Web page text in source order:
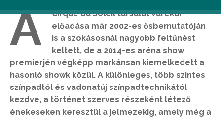
A
Cirque du Soleil társulat Varekai
előadása már 2002-es ősbemutatóján
is a szokásosnál nagyobb feltűnést
keltett, de a 2014-es aréna show
premierjén végképp markánsan kiemelkedett a
hasonló showk közül. A különleges, több szintes
színpadtól és vadonatúj színpadtechnikától
kezdve, a történet szerves részeként létező
énekeseken keresztül a jelmezekig, amely még a